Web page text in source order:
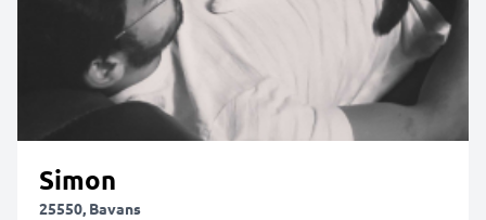
Simon
25550, Bavans